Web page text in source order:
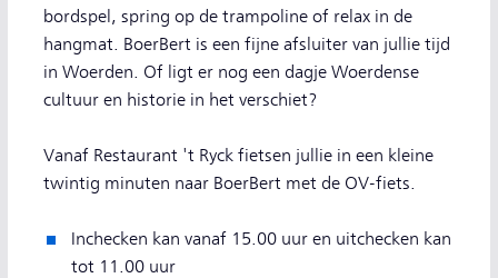
bordspel, spring op de trampoline of relax in de
hangmat. BoerBert is een fijne afsluiter van jullie tijd
in Woerden. Of ligt er nog een dagje Woerdense
cultuur en historie in het verschiet?
Vanaf Restaurant 't Ryck fietsen jullie in een kleine
twintig minuten naar BoerBert met de OV-fiets.
Inchecken kan vanaf 15.00 uur en uitchecken kan
tot 11.00 uur